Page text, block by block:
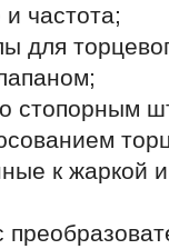
частота;
для
стопорным
к жаркой